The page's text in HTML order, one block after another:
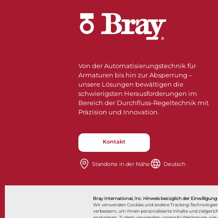
Bray International, Inc. Hinweis bezüglich der Einwilligung
Wir verwenden Cookies und andere Tracking-
verbessern, um Ihnen personalisierte Inhalte und
Von der Automatisierungstechnik für
Armaturen bis hin zur Absperrung –
unsere Lösungen bewältigen die
schwierigsten Herausforderungen im
Bereich der Durchfluss-Regeltechnik mit
Präzision und Innovation.
Kontakt
Standorte in der Nähe​​​​​​​ Deutsch
Also of Interest